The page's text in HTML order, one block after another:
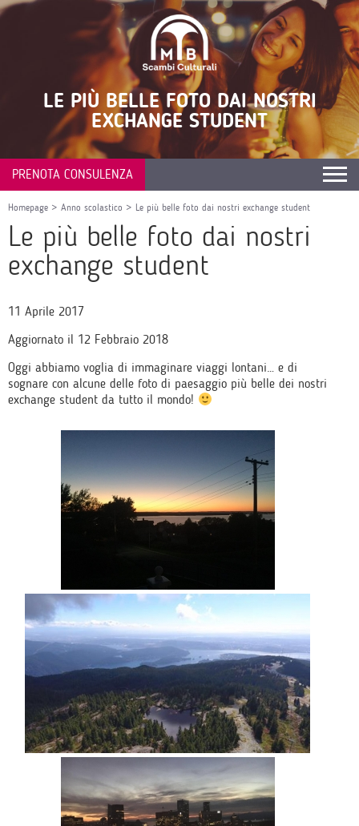
LE PIÙ BELLE FOTO DAI NOSTRI
EXCHANGE STUDENT
PRENOTA CONSULENZA
Homepage > Anno scolastico > Le più belle foto dai nostri exchange student
Le più belle foto dai nostri
exchange student
11 Aprile 2017
Aggiornato il 12 Febbraio 2018
Oggi abbiamo voglia di immaginare viaggi lontani… e di
sognare con alcune delle foto di paesaggio più belle dei nostri
exchange student da tutto il mondo!